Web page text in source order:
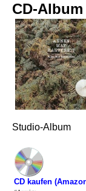
CD-
Studio-Album
CD kaufen